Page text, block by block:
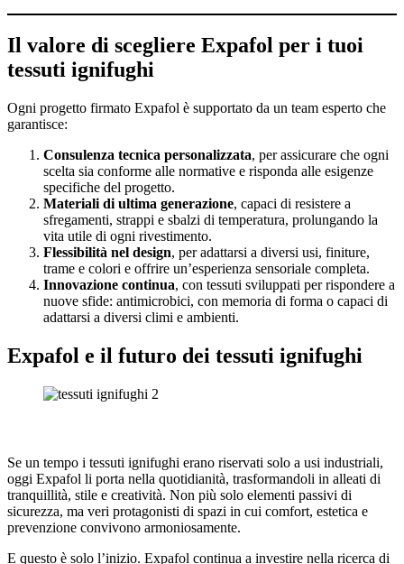
Il valore di scegliere Expafol per i tuoi
tessuti ignifughi
Ogni progetto firmato Expafol è supportato da un team esperto che
garantisce:
Consulenza tecnica personalizzata, per assicurare che ogni
scelta sia conforme alle normative e risponda alle esigenze
specifiche del progetto.
Materiali di ultima generazione, capaci di resistere a
sfregamenti, strappi e sbalzi di temperatura, prolungando la
vita utile di ogni rivestimento.
Flessibilità nel design, per adattarsi a diversi usi, finiture,
trame e colori e offrire un’esperienza sensoriale completa.
Innovazione continua, con tessuti sviluppati per rispondere a
nuove sfide: antimicrobici, con memoria di forma o capaci di
adattarsi a diversi climi e ambienti.
Expafol e il futuro dei tessuti ignifughi
Se un tempo i tessuti ignifughi erano riservati solo a usi industriali,
oggi Expafol li porta nella quotidianità, trasformandoli in alleati di
tranquillità, stile e creatività. Non più solo elementi passivi di
sicurezza, ma veri protagonisti di spazi in cui comfort, estetica e
prevenzione convivono armoniosamente.
E questo è solo l’inizio. Expafol continua a investire nella ricerca di